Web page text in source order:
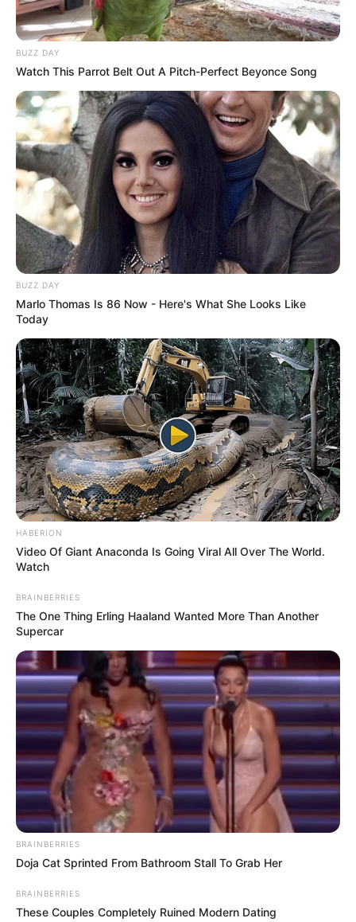
BUZZ DAY
Watch This Parrot Belt Out A Pitch-Perfect Beyonce Song
BUZZ DAY
Marlo Thomas Is 86 Now - Here's What She Looks Like
Today
HABERION
Video Of Giant Anaconda Is Going Viral All Over The World.
Watch
BRAINBERRIES
The One Thing Erling Haaland Wanted More Than Another
Supercar
BRAINBERRIES
Doja Cat Sprinted From Bathroom Stall To Grab Her
BRAINBERRIES
These Couples Completely Ruined Modern Dating